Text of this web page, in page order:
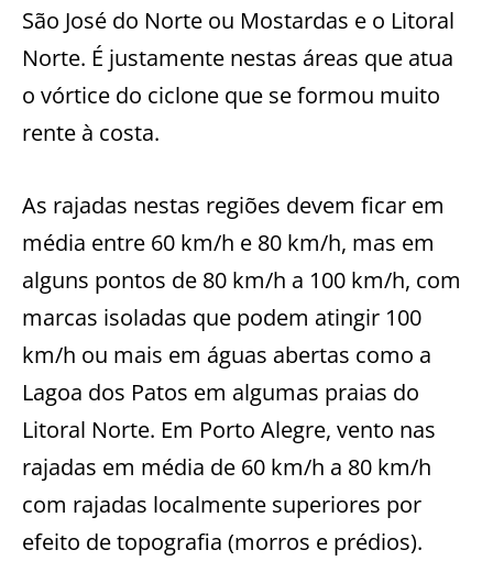
São José do Norte ou Mostardas e o Litoral
Norte. É justamente nestas áreas que atua
o vórtice do ciclone que se formou muito
rente à costa.
As rajadas nestas regiões devem ficar em
média entre 60 km/h e 80 km/h, mas em
alguns pontos de 80 km/h a 100 km/h, com
marcas isoladas que podem atingir 100
km/h ou mais em águas abertas como a
Lagoa dos Patos em algumas praias do
Litoral Norte. Em Porto Alegre, vento nas
rajadas em média de 60 km/h a 80 km/h
com rajadas localmente superiores por
efeito de topografia (morros e prédios).